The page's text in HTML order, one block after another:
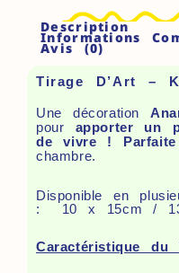
Description
Informations
Avis (0)
Tirage D’Art –
Une décoration
pour apporter un
de vivre !
chambre.
Disponible en
: 10 x 15cm /
Caractéristique du